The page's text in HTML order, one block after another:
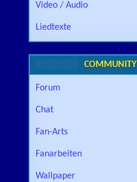
Video / Audio
Liedtexte
COMMUNITY
Forum
Chat
Fan-Arts
Fanarbeiten
Wallpaper